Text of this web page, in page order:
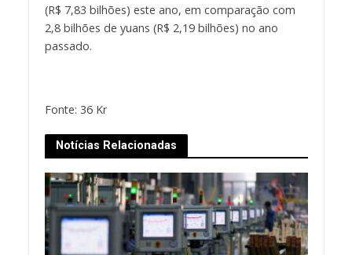
(R$ 7,83 bilhões) este ano, em comparação com
2,8 bilhões de yuans (R$ 2,19 bilhões) no ano
passado.
Fonte: 36 Kr
Notícias Relacionadas